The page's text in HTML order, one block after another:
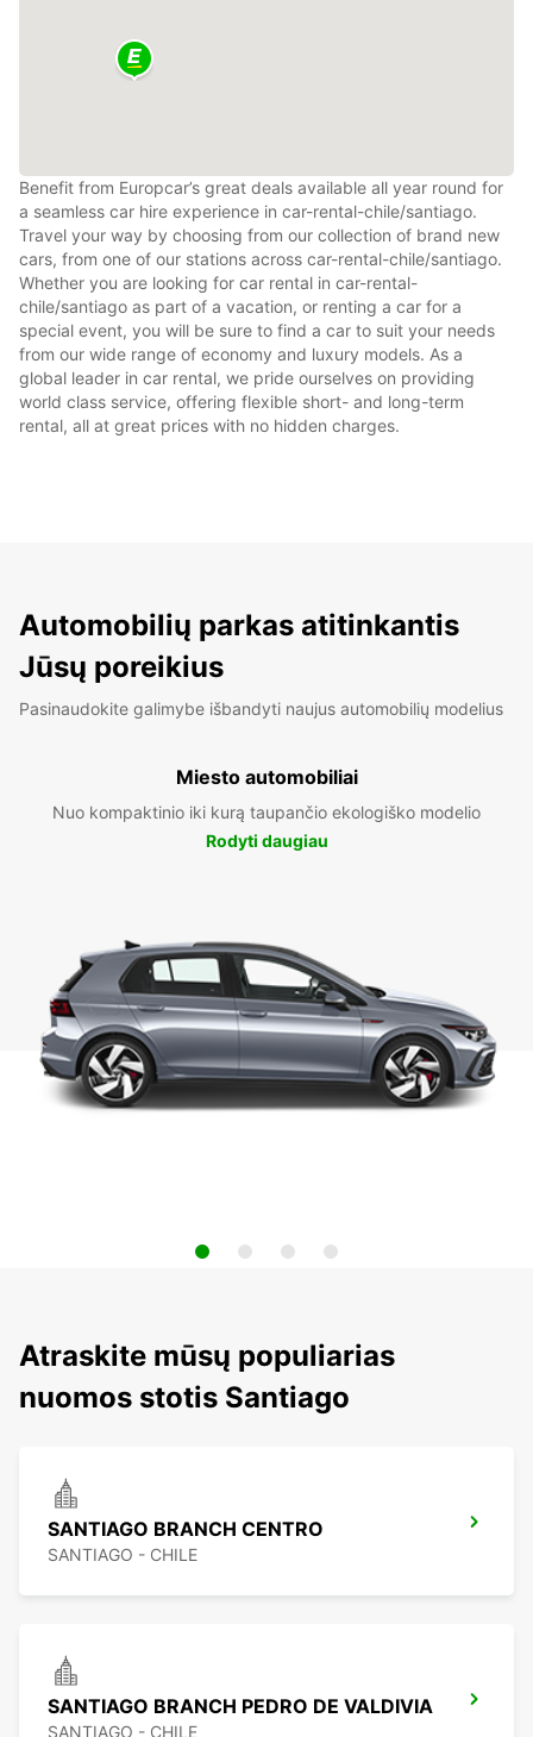
Benefit from Europcar’s great deals available all year round for
a seamless car hire experience in car-rental-chile/santiago.
Travel your way by choosing from our collection of brand new
cars, from one of our stations across car-rental-chile/santiago.
Whether you are looking for car rental in car-rental-
chile/santiago as part of a vacation, or renting a car for a
special event, you will be sure to find a car to suit your needs
from our wide range of economy and luxury models. As a
global leader in car rental, we pride ourselves on providing
world class service, offering flexible short- and long-term
rental, all at great prices with no hidden charges.
Automobilių parkas atitinkantis
Jūsų poreikius
Pasinaudokite galimybe išbandyti naujus automobilių modelius
Miesto automobiliai
Nuo kompaktinio iki kurą taupančio ekologiško modelio
Rodyti daugiau
Atraskite mūsų populiarias
nuomos stotis Santiago
SANTIAGO BRANCH CENTRO
SANTIAGO - CHILE
SANTIAGO BRANCH PEDRO DE VALDIVIA
SANTIAGO - CHILE